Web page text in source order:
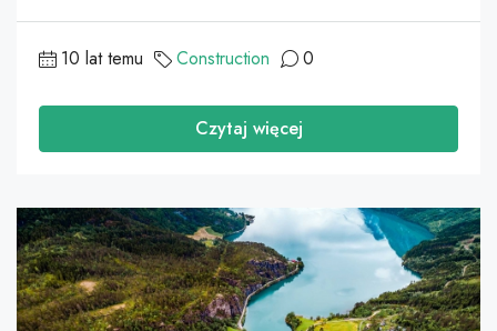
10 lat temu Construction 0
Czytaj więcej